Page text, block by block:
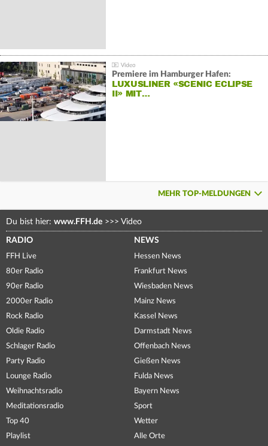
Premiere im Hamburger Hafen:
LUXUSLINER «SCENIC ECLIPSE
II» MIT…
MEHR TOP-MELDUNGEN
Du bist hier: www.FFH.de >>> Video
RADIO
FFH Live
80er Radio
90er Radio
2000er Radio
Rock Radio
Oldie Radio
Schlager Radio
Party Radio
Lounge Radio
Weihnachtsradio
Meditationsradio
Top 40
Playlist
NEWS
Hessen News
Frankfurt News
Wiesbaden News
Mainz News
Kassel News
Darmstadt News
Offenbach News
Gießen News
Fulda News
Bayern News
Sport
Wetter
Alle Orte